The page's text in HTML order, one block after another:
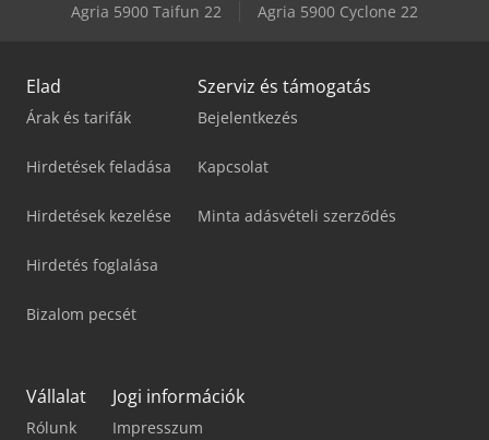
Agria 5900 Taifun 22
Agria 5900 Cyclone 22
Elad
Árak és tarifák
Hirdetések feladása
Hirdetések kezelése
Hirdetés foglalása
Bizalom pecsét
Szerviz és támogatás
Bejelentkezés
Kapcsolat
Minta adásvételi szerződés
Vállalat
Rólunk
Jogi információk
Impresszum